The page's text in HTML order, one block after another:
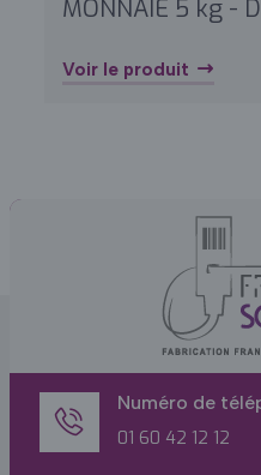
MONNAIE 5 kg -
Voir le produit
Numéro de
01 60 42 12 12